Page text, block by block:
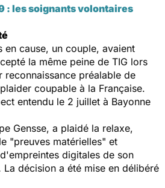
: les soignants volontaires
en cause, un couple, avaient
la même peine de TIG lors
préalable de
coupable à la Française.
entendu le 2 juillet à Bayonne
Gensse, a plaidé la relaxe,
"preuves matérielles" et
digitales de son
décision a été mise en délibéré